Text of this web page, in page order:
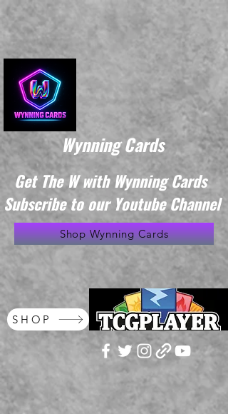
Wynning Cards
Get The W with Wynning Cards
Subscribe to our Youtube Channel
Shop Wynning Cards
SHOP